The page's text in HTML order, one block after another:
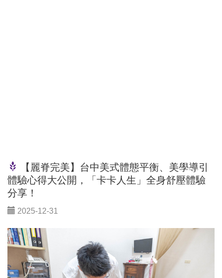
【麗脊完美】台中美式體態平衡、美學導引
體驗心得大公開，「卡卡人生」全身舒壓體驗
分享！
2025-12-31